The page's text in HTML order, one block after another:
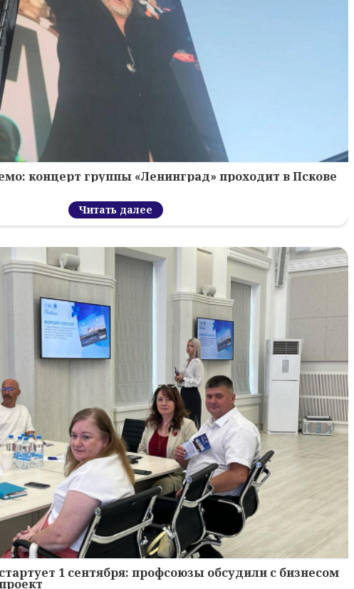
концерт группы «Ленинград» проходит в Пскове
Читать далее
1 сентября: профсоюзы обсудили с бизнесом